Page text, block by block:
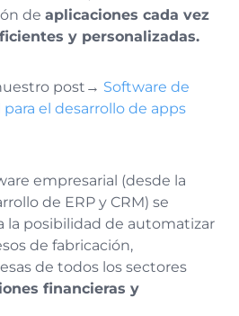
de aplicaciones cada vez
y personalizadas.
post→ Software de
el desarrollo de apps
empresarial (desde la
de ERP y CRM) se
la posibilidad de automatizar
de fabricación,
de todos los sectores
financieras y